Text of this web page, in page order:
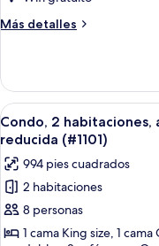
junto
al
Más detalles
Más
Deluxe,
habitaciones,
junto
lago
Abrir
todas
las
fotos
de
Condo,
2
2
Condo, 2 habitaciones,
reducida (#1101)
994 pies cuadrados
2 habitaciones
8 personas
1 cama King size, 1